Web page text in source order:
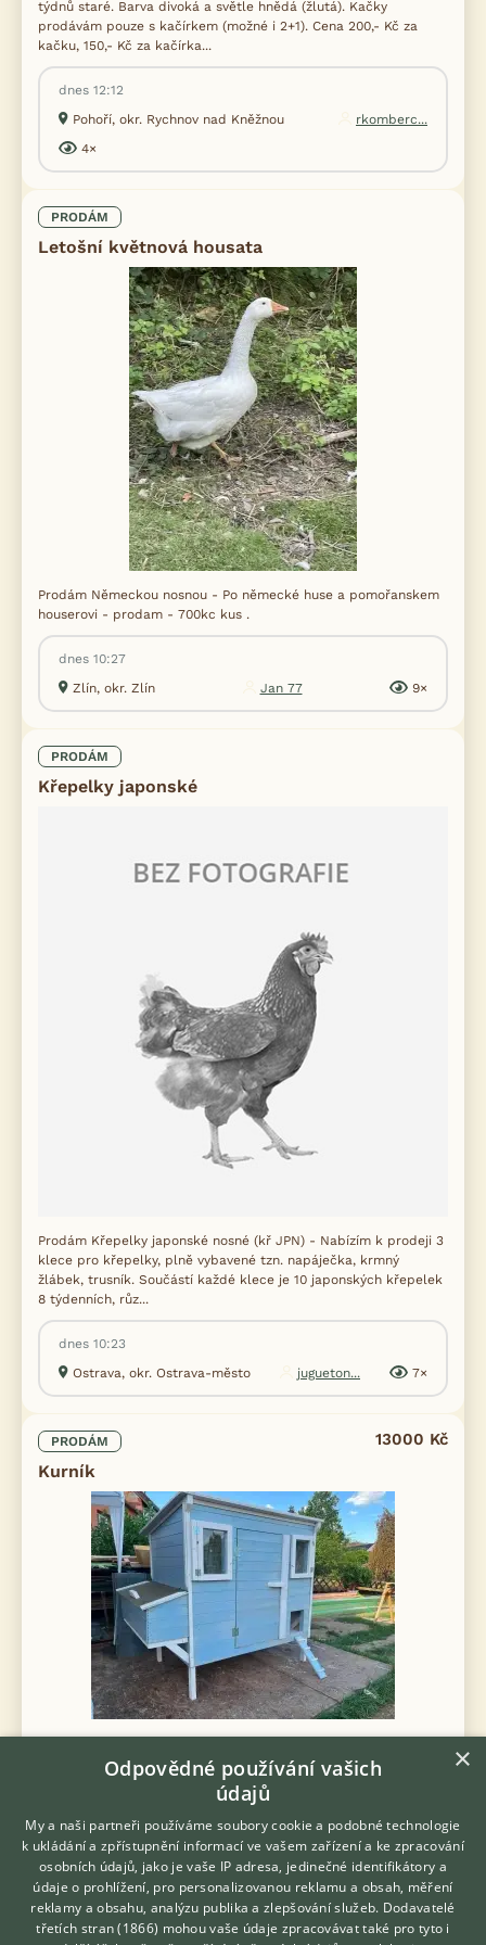
týdnů staré. Barva divoká a světle hnědá (žlutá). Kačky
prodávám pouze s kačírkem (možné i 2+1). Cena 200,- Kč za
kačku, 150,- Kč za kačírka...
dnes 12:12
Pohoří, okr. Rychnov nad Kněžnou
rkomberc...
4×
PRODÁM
Letošní květnová housata
Prodám Německou nosnou - Po německé huse a pomořanskem
houserovi - prodam - 700kc kus .
dnes 10:27
Zlín, okr. Zlín
Jan 77 9×
PRODÁM
Křepelky japonské
Prodám Křepelky japonské nosné (kř JPN) - Nabízím k prodeji 3
klece pro křepelky, plně vybavené tzn. napáječka, krmný
žlábek, trusník. Součástí každé klece je 10 japonských křepelek
8 týdenních, růz...
dnes 10:23
Ostrava, okr. Ostrava-město
jugueton... 7×
PRODÁM
Kurník
13000 Kč
3000,- Volitelná barva , střecha pásová ipa , vnitřní latexový
nátěr pro lepší údržbu a ochranu dřeva ,možnost i s dopravou.
dnes 08:35
Blansko, okr. Blansko
10×
PRODÁM 15000 Kč
Hledáte zvířecího kamaráda?
×
Odpovědné používání vašich
údajů
My a naši partneři používáme soubory cookie a podobné technologie
k ukládání a zpřístupnění informací ve vašem zařízení a ke zpracování
osobních údajů, jako je vaše IP adresa, jedinečné identifikátory a
údaje o prohlížení, pro personalizovanou reklamu a obsah, měření
reklamy a obsahu, analýzu publika a zlepšování služeb. Dodavatelé
třetích stran (1866) mohou vaše údaje zpracovávat také pro tyto i